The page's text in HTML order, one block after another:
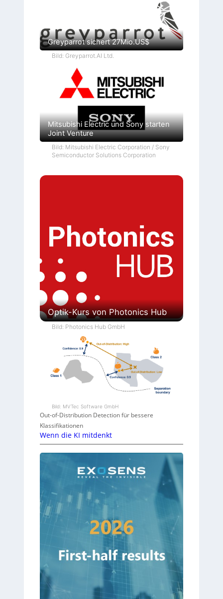
Greyparrot sichert 27Mio.US$
Bild: Greyparrot.AI Ltd.
Mitsubishi Electric und Sony starten
Joint Venture
Bild: Mitsubishi Electric Corporation / Sony
Semiconductor Solutions Corporation
Optik-Kurs von Photonics Hub
Bild: Photonics Hub GmbH
Bild: MVTec Software GmbH
Out-of-Distribution Detection für bessere
Klassifikationen
Wenn die KI mitdenkt